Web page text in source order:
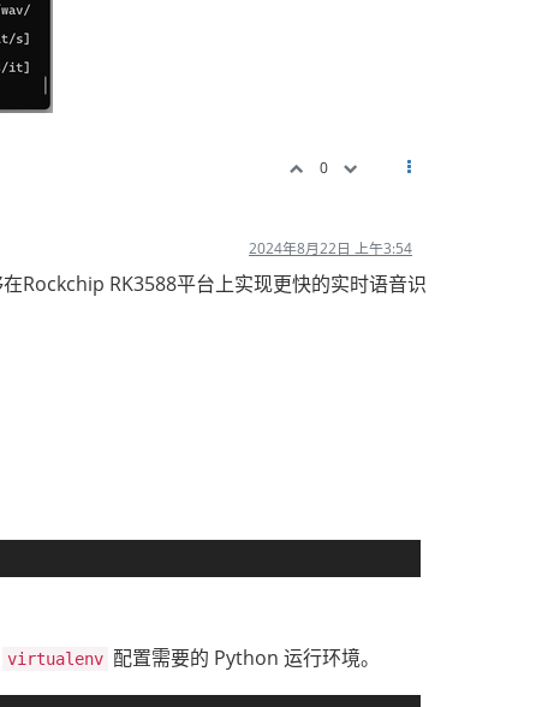
0
2024年8月22日 上午3:54
Rockchip RK3588平台上实现更快的实时语音识
virtualenv 配置需要的 Python 运行环境。